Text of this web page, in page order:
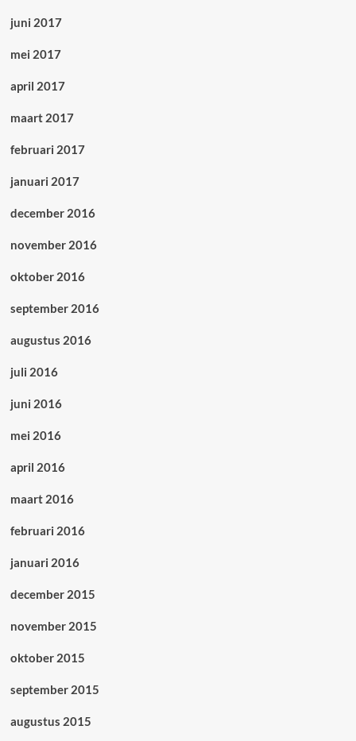
juni 2017
mei 2017
april 2017
maart 2017
februari 2017
januari 2017
december 2016
november 2016
oktober 2016
september 2016
augustus 2016
juli 2016
juni 2016
mei 2016
april 2016
maart 2016
februari 2016
januari 2016
december 2015
november 2015
oktober 2015
september 2015
augustus 2015